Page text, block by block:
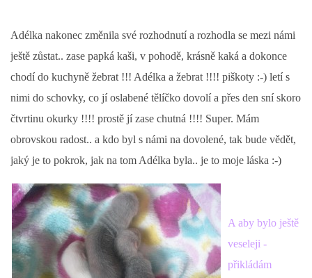
Adélka nakonec změnila své rozhodnutí a rozhodla se mezi námi
ještě zůstat.. zase papká kaši, v pohodě, krásně kaká a dokonce
chodí do kuchyně žebrat !!! Adélka a žebrat !!!! piškoty :-) letí s
nimi do schovky, co jí oslabené tělíčko dovolí a přes den sní skoro
čtvrtinu okurky !!!! prostě jí zase chutná !!!! Super. Mám
obrovskou radost.. a kdo byl s námi na dovolené, tak bude vědět,
jaký je to pokrok, jak na tom Adélka byla.. je to moje láska :-)
A aby bylo ještě
veseleji -
přikládám